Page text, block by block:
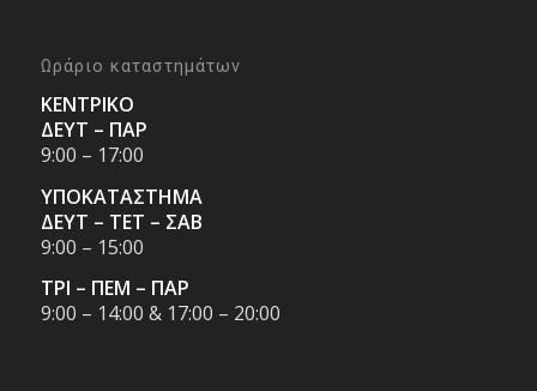
Ωράριο καταστημάτων
ΚΕΝΤΡΙΚΟ
ΔΕΥΤ – ΠΑΡ
9:00 – 17:00
ΥΠΟΚΑΤΑΣΤΗΜΑ
ΔΕΥΤ – ΤΕΤ – ΣΑΒ
9:00 – 15:00
ΤΡΙ – ΠΕΜ – ΠΑΡ
9:00 – 14:00 & 17:00 – 20:00